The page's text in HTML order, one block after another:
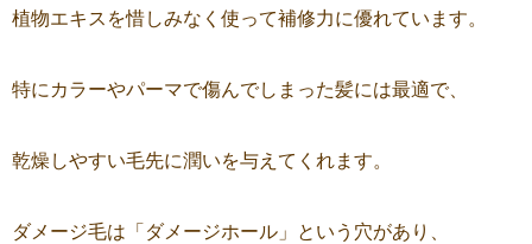
植物エキスを惜しみなく使って補修力に優れています。
特にカラーやパーマで傷んでしまった髪には最適で、
乾燥しやすい毛先に潤いを与えてくれます。
ダメージ毛は「ダメージホール」という穴があり、